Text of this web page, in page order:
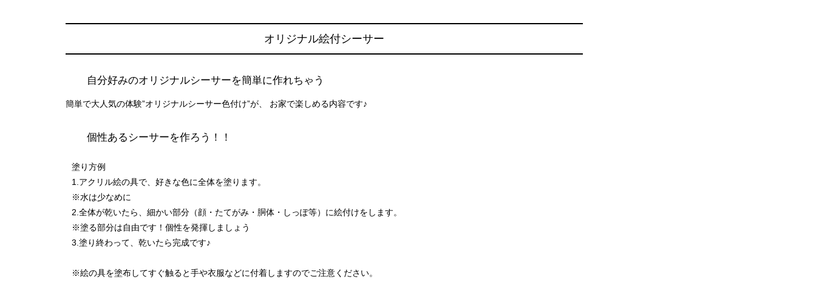
オリジナル絵付シーサー
自分好みのオリジナルシーサーを簡単に作れちゃう
簡単で大人気の体験”オリジナルシーサー色付け”が、 お家で楽しめる内容です♪
個性あるシーサーを作ろう！！
塗り方例
1.アクリル絵の具で、好きな色に全体を塗ります。
※水は少なめに
2.全体が乾いたら、細かい部分（顔・たてがみ・胴体・しっぽ等）に絵付けをします。
※塗る部分は自由です！個性を発揮しましょう
3.塗り終わって、乾いたら完成です♪
※絵の具を塗布してすぐ触ると手や衣服などに付着しますのでご注意ください。